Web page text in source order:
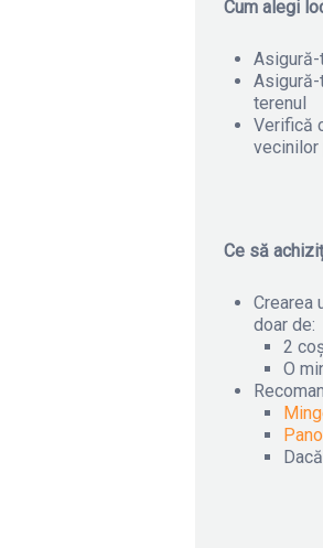
Cum alegi
terenul
Verifică
vecinilor
Ce să
Crearea
doar de:
2
O